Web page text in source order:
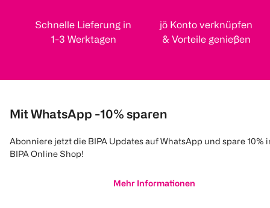
Schnelle Lieferung in
1-3 Werktagen
jö Konto verknüpfen
& Vorteile genießen
Mit WhatsApp -10% sparen
Abonniere jetzt die BIPA Updates auf WhatsApp und spare 10%
BIPA Online Shop!
Mehr Informationen